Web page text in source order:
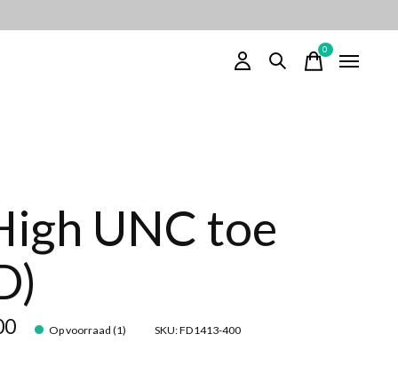
0items
UNC toe
Op voorraad (1) SKU: FD1413-400